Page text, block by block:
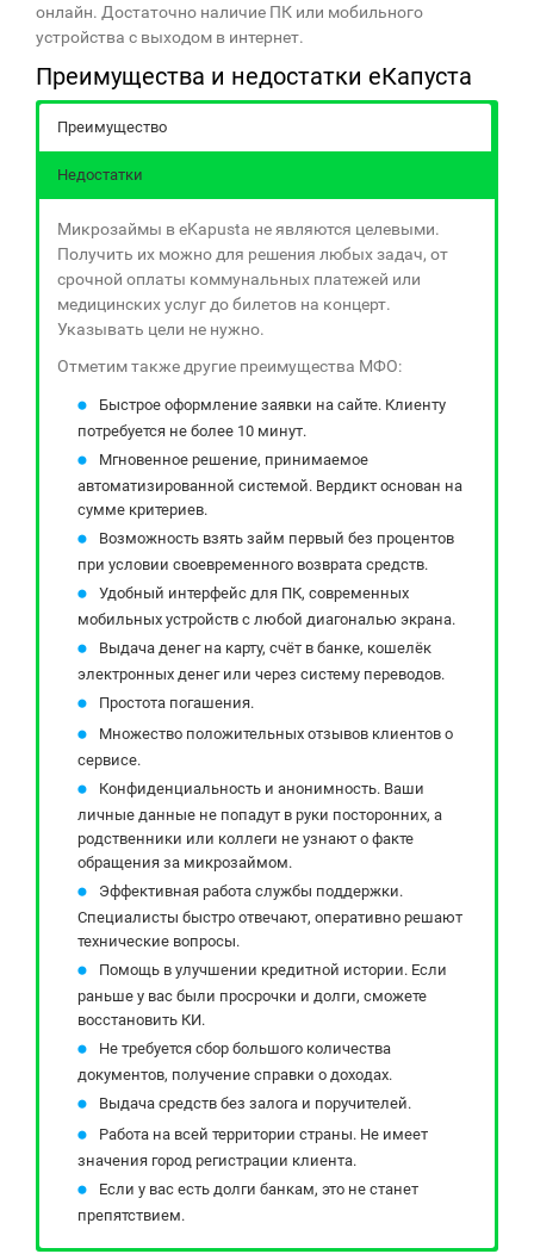
онлайн. Достаточно наличие ПК или мобильного
устройства с выходом в интернет.
Преимущества и недостатки еКапуста
Преимущество
Недостатки
Микрозаймы в eKapusta не являются целевыми.
Получить их можно для решения любых задач, от
срочной оплаты коммунальных платежей или
медицинских услуг до билетов на концерт.
Указывать цели не нужно.
Отметим также другие преимущества МФО:
Быстрое оформление заявки на сайте. Клиенту
потребуется не более 10 минут.
Мгновенное решение, принимаемое
автоматизированной системой. Вердикт основан на
сумме критериев.
Возможность взять займ первый без процентов
при условии своевременного возврата средств.
Удобный интерфейс для ПК, современных
мобильных устройств с любой диагональю экрана.
Выдача денег на карту, счёт в банке, кошелёк
электронных денег или через систему переводов.
Простота погашения.
Множество положительных отзывов клиентов о
сервисе.
Конфиденциальность и анонимность. Ваши
личные данные не попадут в руки посторонних, а
родственники или коллеги не узнают о факте
обращения за микрозаймом.
Эффективная работа службы поддержки.
Специалисты быстро отвечают, оперативно решают
технические вопросы.
Помощь в улучшении кредитной истории. Если
раньше у вас были просрочки и долги, сможете
восстановить КИ.
Не требуется сбор большого количества
документов, получение справки о доходах.
Выдача средств без залога и поручителей.
Работа на всей территории страны. Не имеет
значения город регистрации клиента.
Если у вас есть долги банкам, это не станет
препятствием.